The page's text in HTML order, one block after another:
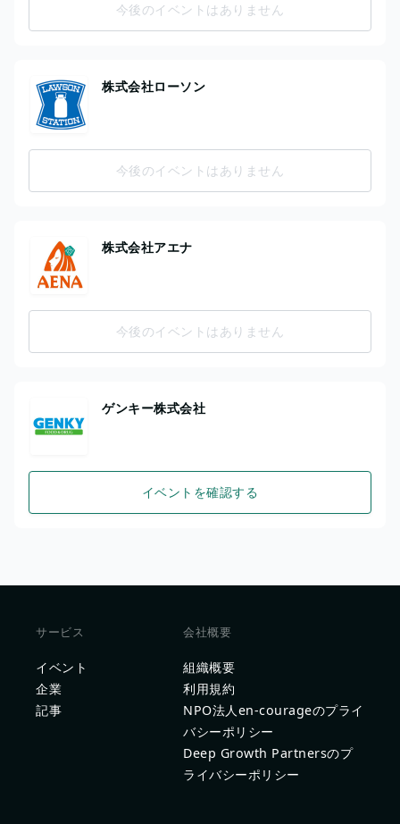
今後のイベントはありません
株式会社ローソン
今後のイベントはありません
株式会社アエナ
今後のイベントはありません
ゲンキー株式会社
イベントを確認する
サービス
イベント
企業
記事
会社概要
組織概要
利用規約
NPO法人en-courageのプライ
バシーポリシー
Deep Growth Partnersのプ
ライバシーポリシー